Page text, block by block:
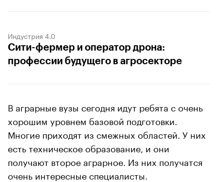
Индустрия 4.0
Сити-фермер и оператор дрона:
профессии будущего в агросекторе
В аграрные вузы сегодня идут ребята с очень
хорошим уровнем базовой подготовки.
Многие приходят из смежных областей. У них
есть техническое образование, и они
получают второе аграрное. Из них получатся
очень интересные специалисты.